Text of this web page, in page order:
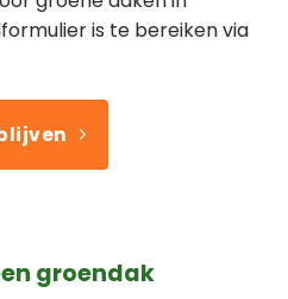
is te bereiken via
groendak